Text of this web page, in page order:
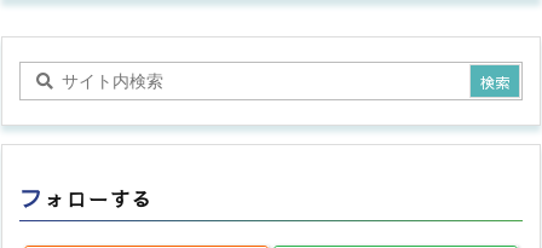
フ ォローする